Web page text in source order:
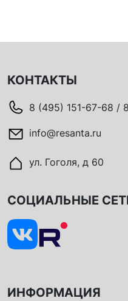
КОНТАКТЫ
8 (495) 151-67-68 /
info@resanta.ru
ул. Гоголя, д 60
ИНФОРМАЦИЯ
СОЦИАЛЬНЫЕ